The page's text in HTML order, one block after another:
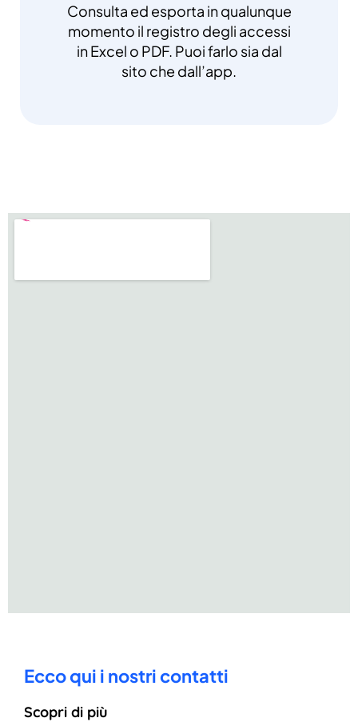
Consulta ed esporta in qualunque
momento il registro degli accessi
in Excel o PDF. Puoi farlo sia dal
sito che dall’app.
Ecco qui i nostri contatti
Scopri di più